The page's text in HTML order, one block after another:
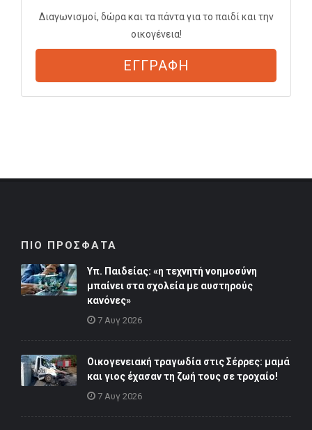
Διαγωνισμοί, δώρα και τα πάντα για το παιδί και την
οικογένεια!
ΕΓΓΡΑΦΗ
ΠΙΟ ΠΡΟΣΦΑΤΑ
Υπ. Παιδείας: «η τεχνητή νοημοσύνη
μπαίνει στα σχολεία με αυστηρούς
κανόνες»
7 Αυγ 2026
Οικογενειακή τραγωδία στις Σέρρες: μαμά
και γιος έχασαν τη ζωή τους σε τροχαίο!
7 Αυγ 2026